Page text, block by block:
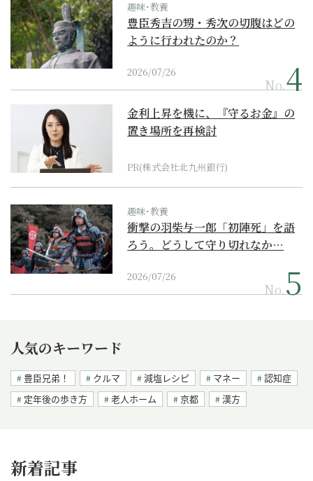
趣味･教養
豊臣秀吉の甥・秀次の切腹はどの
ように行われたのか？
2026/07/26
No.
金利上昇を機に、『守るお金』の
置き場所を再検討
PR(株式会社北九州銀行)
趣味･教養
衝撃の羽柴与一郎「初陣死」を語
ろう。どうして守り切れなか…
2026/07/26
No.
人気のキーワード
豊臣兄弟！ クルマ 減塩レシピ マネー
認知症
定年後の歩き方
老人ホーム 京都 漢方
新着記事